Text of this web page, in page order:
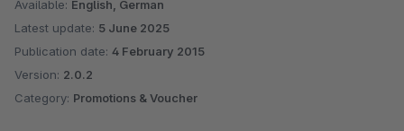
Available: English, German
Latest update: 5 June 2025
Publication date: 4 February 2015
Version: 2.0.2
Category: Promotions & Voucher